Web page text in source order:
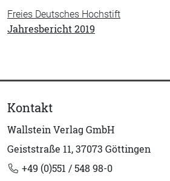
Freies Deutsches Hochstift
Jahresbericht 2019
Kontakt
Wallstein Verlag GmbH
Geiststraße 11, 37073 Göttingen
+49 (0)551 / 548 98-0